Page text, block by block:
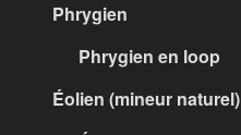
Phrygien
Phrygien en loop
Éolien (mineur naturel)